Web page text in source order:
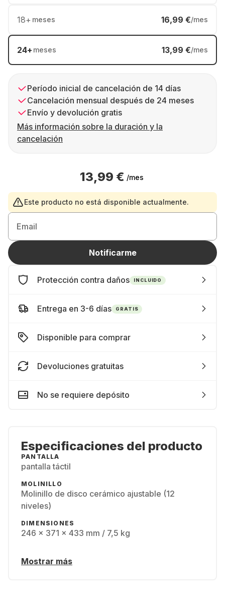
18+ meses 16,99 €/mes
24+ meses 13,99 €/mes
Período inicial de cancelación de 14 días
Cancelación mensual después de 24 meses
Envío y devolución gratis
Más información sobre la duración y la
cancelación
13,99 € /mes
Este producto no está disponible actualmente.
Email
Notificarme
Protección contra daños INCLUIDO
Entrega en 3-6 días GRATIS
Disponible para comprar
Devoluciones gratuitas
No se requiere depósito
Especificaciones del producto
PANTALLA
pantalla táctil
MOLINILLO
Molinillo de disco cerámico ajustable (12
niveles)
DIMENSIONES
246 x 371 x 433 mm / 7,5 kg
Mostrar más